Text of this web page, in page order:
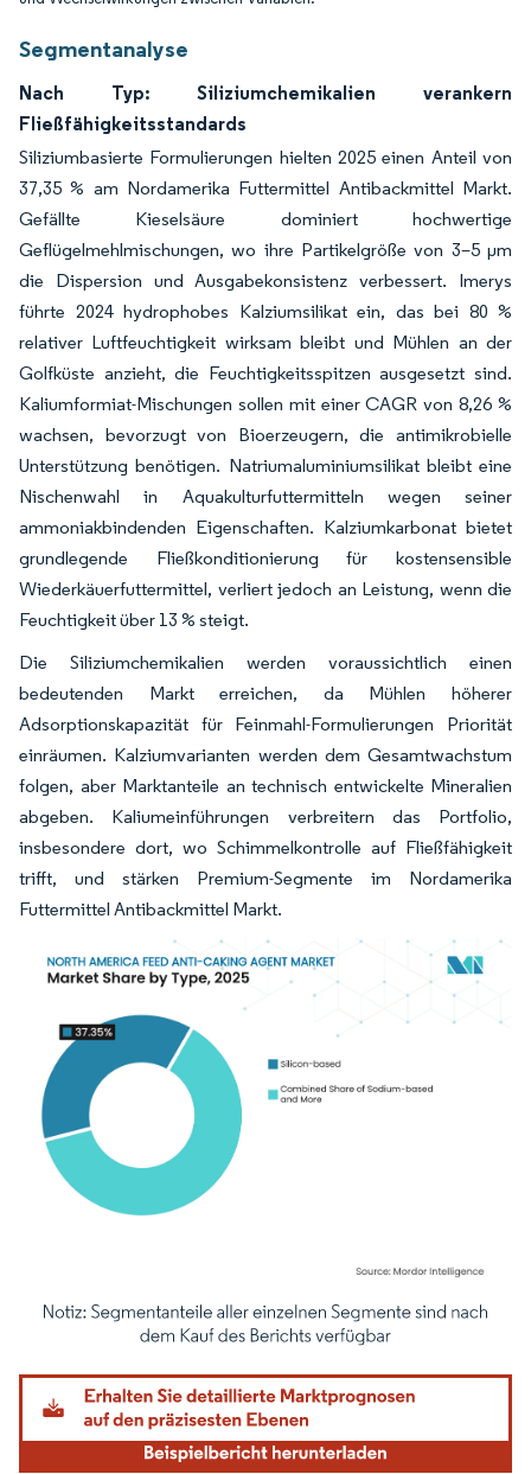
Segmentanalyse
Nach Typ: Siliziumchemikalien verankern
Fließfähigkeitsstandards
Siliziumbasierte Formulierungen hielten 2025 einen Anteil von
37,35 % am Nordamerika Futtermittel Antibackmittel Markt.
Gefällte Kieselsäure dominiert hochwertige
Geflügelmehlmischungen, wo ihre Partikelgröße von 3–5 µm
die Dispersion und Ausgabekonsistenz verbessert. Imerys
führte 2024 hydrophobes Kalziumsilikat ein, das bei 80 %
relativer Luftfeuchtigkeit wirksam bleibt und Mühlen an der
Golfküste anzieht, die Feuchtigkeitsspitzen ausgesetzt sind.
Kaliumformiat-Mischungen sollen mit einer CAGR von 8,26 %
wachsen, bevorzugt von Bioerzeugern, die antimikrobielle
Unterstützung benötigen. Natriumaluminiumsilikat bleibt eine
Nischenwahl in Aquakulturfuttermitteln wegen seiner
ammoniakbindenden Eigenschaften. Kalziumkarbonat bietet
grundlegende Fließkonditionierung für kostensensible
Wiederkäuerfuttermittel, verliert jedoch an Leistung, wenn die
Feuchtigkeit über 13 % steigt.
Die Siliziumchemikalien werden voraussichtlich einen
bedeutenden Markt erreichen, da Mühlen höherer
Adsorptionskapazität für Feinmahl-Formulierungen Priorität
einräumen. Kalziumvarianten werden dem Gesamtwachstum
folgen, aber Marktanteile an technisch entwickelte Mineralien
abgeben. Kaliumeinführungen verbreitern das Portfolio,
insbesondere dort, wo Schimmelkontrolle auf Fließfähigkeit
trifft, und stärken Premium-Segmente im Nordamerika
Futtermittel Antibackmittel Markt.
Bild © Mordor Intelligence. Wiederverwendung erfordert Namensnennung